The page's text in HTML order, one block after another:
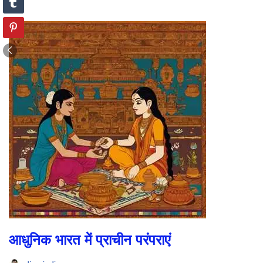
आधुनिक भारत में प्राचीन परंपराएं